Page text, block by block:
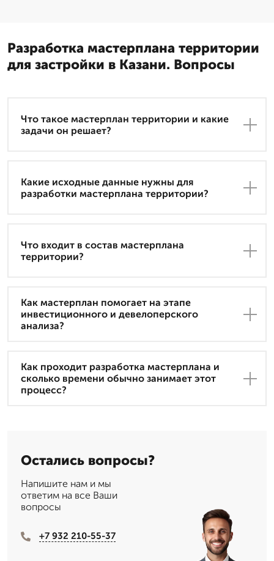
Разработка мастерплана территории
для застройки в Казани. Вопросы
Что такое мастерплан территории и какие
задачи он решает?
Какие исходные данные нужны для
разработки мастерплана территории?
Что входит в состав мастерплана
территории?
Как мастерплан помогает на этапе
инвестиционного и девелоперского
анализа?
Как проходит разработка мастерплана и
сколько времени обычно занимает этот
процесс?
Остались вопросы?
Напишите нам и мы
ответим на все Ваши
вопросы
+7 932 210-55-37